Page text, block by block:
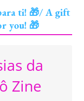
ti! 🎁/ A gift
you! 🎁
da
Zine